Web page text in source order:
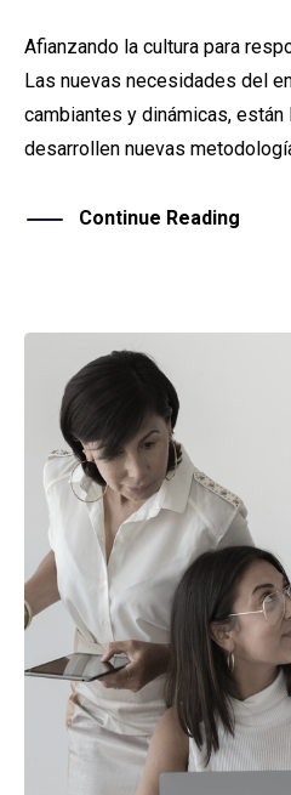
Afianzando la cultura para
Las nuevas necesidades del
cambiantes y dinámicas, están
desarrollen nuevas
Continue Reading